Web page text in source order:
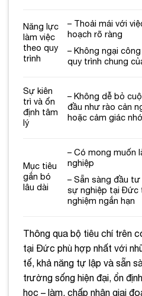
Năng lực
làm việc
theo quy
trình
– Thoải mái với
hoạch rõ ràng
– Không ngại
quy trình chung
Sự kiên
trì và ổn
định tâm
lý
– Không dễ bỏ
đầu như rào cản
hoặc cảm giác
Mục tiêu
gắn bó
lâu dài
– Có mong muốn
nghiệp
– Sẵn sàng đầu
sự nghiệp tại Đức
nghiệm ngắn hạn
Thông qua bộ tiêu chí trên
tại Đức phù hợp nhất với
tế, khả năng tự lập và sẵn
trường sống hiện đại, ổn
học – làm, chấp nhận giai